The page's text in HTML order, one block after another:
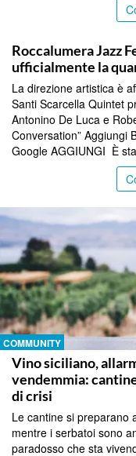
Roccalumera Jazz
ufficialmente la
La direzione artistica è
Santi Scarcella Quintet
Antonino De Luca e
Conversation” Aggiungi
Google AGGIUNGI È
COMMUNITY
Vino siciliano,
vendemmia:
di crisi
Le cantine si preparano
mentre i serbatoi sono
paradosso che sta